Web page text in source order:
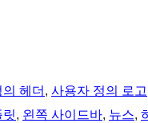
헤더 , 사용자 정의 로고
, 왼쪽 사이드바, 뉴스,